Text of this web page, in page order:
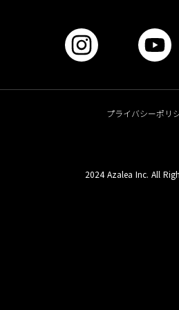
プライバシーポリ
2024 Azalea Inc. All